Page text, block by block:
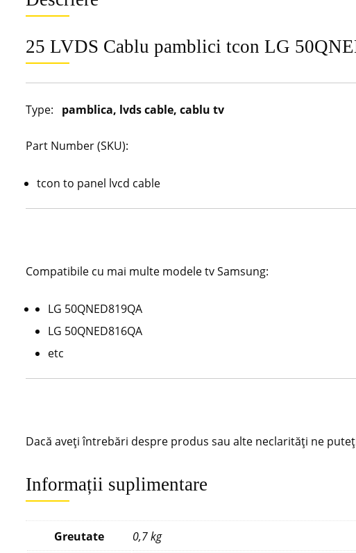
25 LVDS Cablu pamblici tcon LG
Type: pamblica, lvds cable, cablu tv
Part Number (SKU):
tcon to panel lvcd cable
Compatibile cu mai multe modele tv Samsung:
LG 50QNED819QA
LG 50QNED816QA
etc
Dacă aveți întrebări despre produs sau alte neclarități ne
Informații suplimentare
Greutate
0,7 kg